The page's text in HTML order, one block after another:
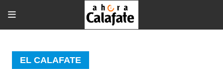
EL CALAFATE